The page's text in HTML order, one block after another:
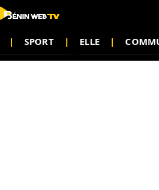
SPORT ELLE